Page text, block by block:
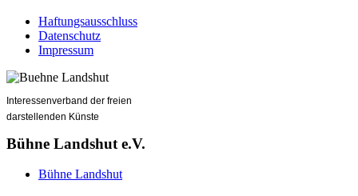
Haftungsausschluss
Datenschutz
Impressum
Interessenverband der freien
darstellenden Künste
Bühne Landshut e.V.
Bühne Landshut